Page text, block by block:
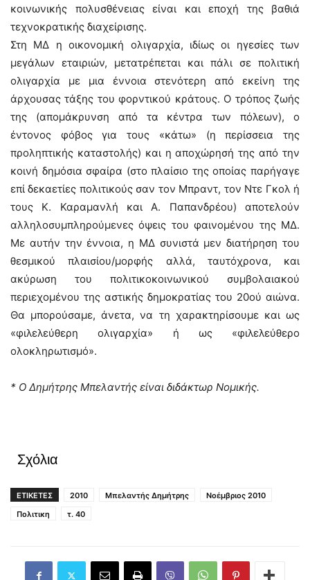
κοινωνικής πολυσθένειας είναι και εποχή της βαθιά
τεχνοκρατικής διαχείρισης.
Στη ΜΔ η οικονομική ολιγαρχία, ιδίως οι ηγεσίες των
μεγάλων εταιριών, μετατρέπεται και πάλι σε πολιτική
ολιγαρχία με μια έννοια στενότερη από εκείνη της
άρχουσας τάξης του φορντικού κράτους. Ο τρόπος ζωής
της (απομάκρυνση από τα κέντρα των πόλεων), ο
έντονος φόβος για τους «κάτω» (η περίσσεια της
προληπτικής καταστολής) και η αποχώρησή της από την
κοινή δημόσια σφαίρα (στο πλαίσιο της οποίας παρήγαγε
επί δεκαετίες πολιτικούς σαν τον Μπραντ, τον Ντε Γκολ ή
τους Κ. Καραμανλή και Α. Παπανδρέου) αποτελούν
αλληλοσυμπληρούμενες όψεις του φαινομένου της ΜΔ.
Με αυτήν την έννοια, η ΜΔ συνιστά μεν διατήρηση του
θεσμικού πλαισίου/μορφής αλλά, ταυτόχρονα, και
ακύρωση του πολιτικοκοινωνικού συμβολαιακού
περιεχομένου της αστικής δημοκρατίας του 20ού αιώνα.
Θα μπορούσαμε, άνετα, να τη χαρακτηρίσουμε και ως
«φιλελεύθερη ολιγαρχία» ή ως «φιλελεύθερο
ολοκληρωτισμό».
* Ο Δημήτρης Μπελαντής είναι διδάκτωρ Νομικής.
Σχόλια
ΕΤΙΚΕΤΕΣ 2010 Μπελαντής Δημήτρης
Νοέμβριος 2010
Πολιτικη
τ. 40